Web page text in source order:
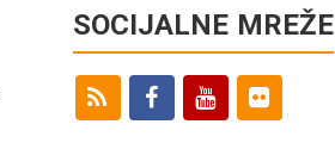
SOCIJALNE MREŽE